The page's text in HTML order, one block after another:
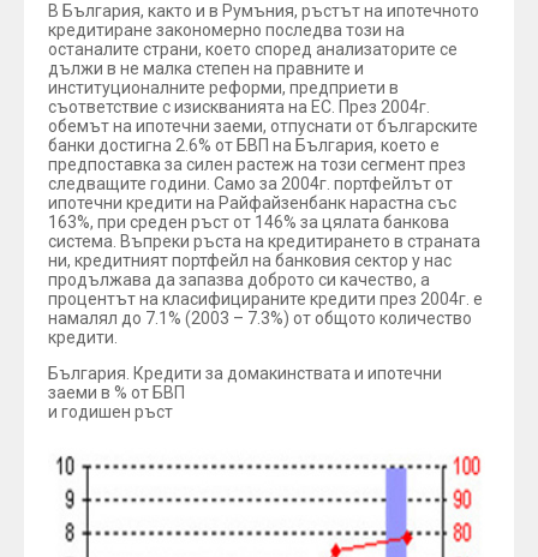
В България, както и в Румъния, ръстът на ипотечното
кредитиране закономерно последва този на
останалите страни, което според анализаторите се
дължи в не малка степен на правните и
институционалните реформи, предприети в
съответствие с изискванията на ЕС. През 2004г.
обемът на ипотечни заеми, отпуснати от българските
банки достигна 2.6% от БВП на България, което е
предпоставка за силен растеж на този сегмент през
следващите години. Само за 2004г. портфейлът от
ипотечни кредити на Райфайзенбанк нарастна със
163%, при среден ръст от 146% за цялата банкова
система. Въпреки ръста на кредитирането в страната
ни, кредитният портфейл на банковия сектор у нас
продължава да запазва доброто си качество, а
процентът на класифицираните кредити през 2004г. е
намалял до 7.1% (2003 – 7.3%) от общото количество
кредити.
България. Кредити за домакинствата и ипотечни
заеми в % от БВП
и годишен ръст